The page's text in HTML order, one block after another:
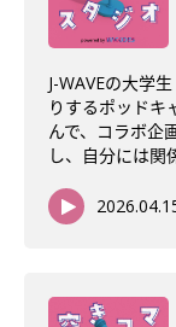
J-WAVEの大学
りするポッドキ
んで、コラボ企
し、自分には関